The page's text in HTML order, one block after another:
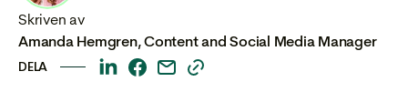
Skriven av
Amanda Hemgren,Content and Social Media Manager
DELA
ThisThisThisThis